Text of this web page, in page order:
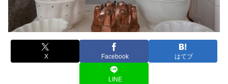
X Facebook はてブ
LINE